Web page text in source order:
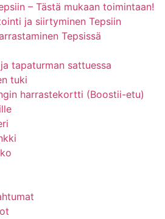
– Tästä mukaan toimintaan!
ja siirtyminen Tepsiin
Tepsissä
tapaturman sattuessa
tuki
harrastekortti (Boostii-etu)